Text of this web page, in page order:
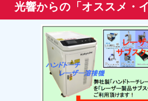
光響からの「オススメ・